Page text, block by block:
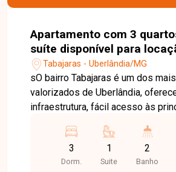
Apartamento com 3
suíte disponível para
Tabajaras em Uberlândia-
Tabajaras - Uberlândia/MG
sO bairro Tabajaras é um dos
valorizados de Uberlândia,
infraestrutura, fácil acesso às
escolas, farmácias, restaurantes
serviços. Uma localização
busca conforto, praticidade e
3
Dorm.
1
Suite
2
Banho